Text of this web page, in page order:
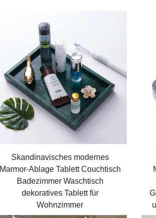
Skandinavisches modernes
Marmor-Ablage Tablett Couchtisch
Badezimmer Waschtisch
dekoratives Tablett für
Wohnzimmer